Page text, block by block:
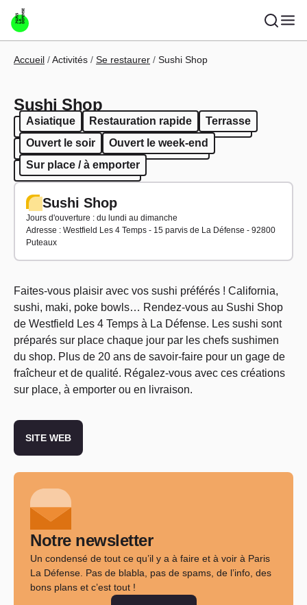
Aller au contenu principal
Fil d'Ariane
Accueil Activités Se restaurer Sushi Shop
Sushi Shop
Asiatique Restauration rapide
Terrasse
Ouvert le soir
Ouvert le week-end
Sur place / à emporter
Asiatique Restauration rapide
Terrasse
Ouvert le soir
Ouvert le week-end
Sur place / à emporter
Sushi Shop
Jours d'ouverture : du lundi au dimanche
Adresse : Westfield Les 4 Temps - 15 parvis de La Défense - 92800
Puteaux
Faites-vous plaisir avec vos sushi préférés ! California,
sushi, maki, poke bowls… Rendez-vous au Sushi Shop
de Westfield Les 4 Temps à La Défense. Les sushi sont
préparés sur place chaque jour par les chefs sushimen
du shop. Plus de 20 ans de savoir-faire pour un gage de
fraîcheur et de qualité. Régalez-vous avec ces créations
sur place, à emporter ou en livraison.
SITE WEB
Notre newsletter
Un condensé de tout ce qu’il y a à faire et à voir à Paris
La Défense. Pas de blabla, pas de spams, de l’info, des
bons plans et c’est tout !